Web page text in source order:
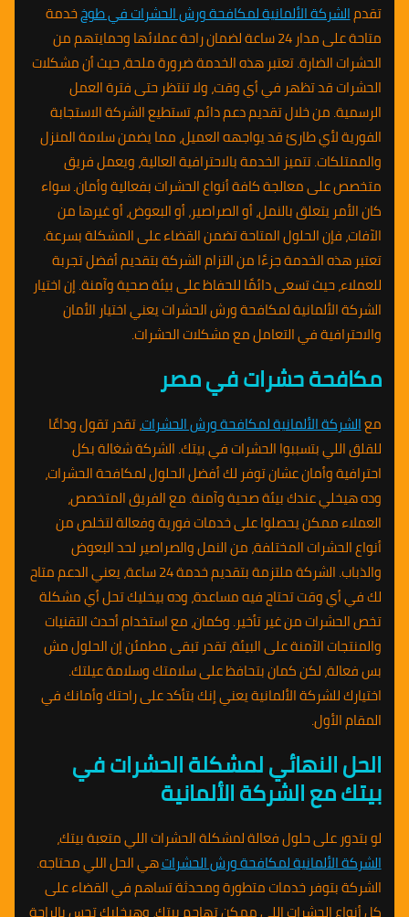
تقدمالشركة الألمانية لمكافحة ورش الحشرات في طوخخدمة
متاحة على مدار 24 ساعة لضمان راحة عملائها وحمايتهم من
الحشرات الضارة. تعتبر هذه الخدمة ضرورة ملحة، حيث أن مشكلات
الحشرات قد تظهر في أي وقت، ولا تنتظر حتى فترة العمل
الرسمية. من خلال تقديم دعم دائم، تستطيع الشركة الاستجابة
الفورية لأي طارئ قد يواجهه العميل، مما يضمن سلامة المنزل
والممتلكات. تتميز الخدمة بالاحترافية العالية، ويعمل فريق
متخصص على معالجة كافة أنواع الحشرات بفعالية وأمان. سواء
كان الأمر يتعلق بالنمل، أو الصراصير، أو البعوض، أو غيرها من
الآفات، فإن الحلول المتاحة تضمن القضاء على المشكلة بسرعة.
تعتبر هذه الخدمة جزءًا من التزام الشركة بتقديم أفضل تجربة
للعملاء، حيث تسعى دائمًا للحفاظ على بيئة صحية وآمنة. إن اختيار
الشركة الألمانية لمكافحة ورش الحشرات يعني اختيار الأمان
والاحترافية في التعامل مع مشكلات الحشرات.
مكافحة حشرات في مصر
معالشركة الألمانية لمكافحة ورش الحشرات، تقدر تقول وداعًا
للقلق اللي بتسببوا الحشرات في بيتك. الشركة شغالة بكل
احترافية وأمان عشان توفر لك أفضل الحلول لمكافحة الحشرات،
وده هيخلي عندك بيئة صحية وآمنة. مع الفريق المتخصص،
العملاء ممكن يحصلوا على خدمات فورية وفعالة لتخلص من
أنواع الحشرات المختلفة، من النمل والصراصير لحد البعوض
والذباب. الشركة ملتزمة بتقديم خدمة 24 ساعة، يعني الدعم متاح
لك في أي وقت تحتاج فيه مساعدة، وده بيخليك تحل أي مشكلة
تخص الحشرات من غير تأخير. وكمان، مع استخدام أحدث التقنيات
والمنتجات الآمنة على البيئة، تقدر تبقى مطمئن إن الحلول مش
بس فعالة، لكن كمان بتحافظ على سلامتك وسلامة عيلتك.
اختيارك للشركة الألمانية يعني إنك بتأكد على راحتك وأمانك في
المقام الأول.
الحل النهائي لمشكلة الحشرات في
بيتك مع الشركة الألمانية
لو بتدور على حلول فعالة لمشكلة الحشرات اللي متعبة بيتك،
الشركة الألمانية لمكافحة ورش الحشراتهي الحل اللي محتاجه.
الشركة بتوفر خدمات متطورة ومحدثة تساهم في القضاء على
كل أنواع الحشرات اللي ممكن تهاجم بيتك، وهيخليك تحس بالراحة